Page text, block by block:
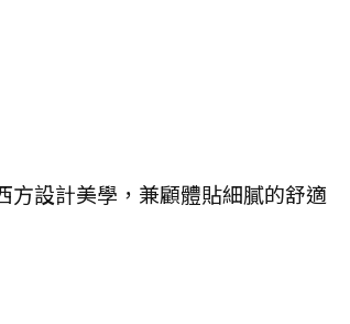
方設計美學，兼顧體貼細膩的舒適